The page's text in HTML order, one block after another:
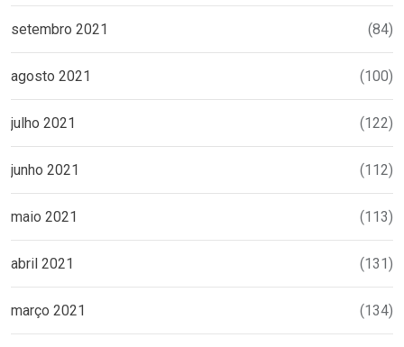
setembro 2021 (84)
agosto 2021 (100)
julho 2021 (122)
junho 2021 (112)
maio 2021 (113)
abril 2021 (131)
março 2021 (134)